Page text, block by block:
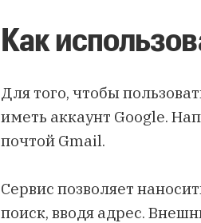
Как
Для того, чтобы
иметь аккаунт Google.
почтой Gmail.
Сервис позволяет
поиск, вводя адрес.